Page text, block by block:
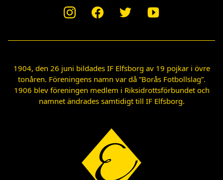
1904, den 26 juni bildades IF Elfsborg av 19 pojkar i övre
tonåren. Föreningens namn var då ”Borås Fotbollslag”.
1906 blev föreningen medlem i Riksidrottsförbundet och
namnet ändrades samtidigt till IF Elfsborg.